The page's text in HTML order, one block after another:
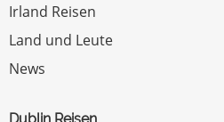
Irland Reisen
Land und Leute
News
Dublin Reisen